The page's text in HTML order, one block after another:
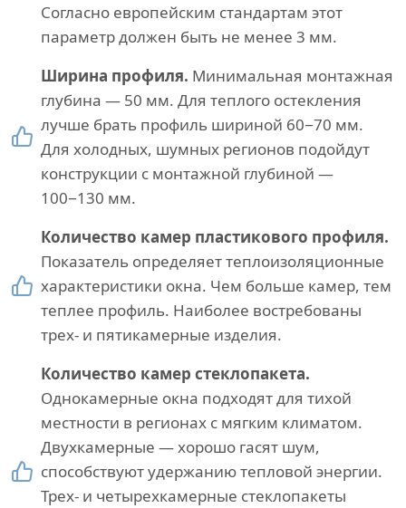
Согласно европейским стандартам этот
параметр должен быть не менее 3 мм.
Ширина профиля. Минимальная монтажная
глубина — 50 мм. Для теплого остекления
лучше брать профиль шириной 60−70 мм.
Для холодных, шумных регионов подойдут
конструкции с монтажной глубиной —
100−130 мм.
Количество камер пластикового профиля.
Показатель определяет теплоизоляционные
характеристики окна. Чем больше камер, тем
теплее профиль. Наиболее востребованы
трех- и пятикамерные изделия.
Количество камер стеклопакета.
Однокамерные окна подходят для тихой
местности в регионах с мягким климатом.
Двухкамерные — хорошо гасят шум,
способствуют удержанию тепловой энергии.
Трех- и четырехкамерные стеклопакеты